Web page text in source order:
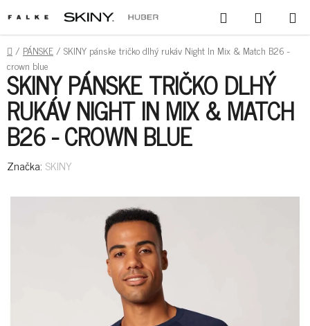
NA
OBSAH
HĽADAŤ
KOŠÍK
DOMOV
/ PÁNSKE/ SKINY pánske tričko dlhý rukáv Night In Mix & Match B26 -
crown blue
SKINY PÁNSKE TRIČKO DLHÝ
RUKÁV NIGHT IN MIX & MATCH
B26 - CROWN BLUE
Značka: SKINY